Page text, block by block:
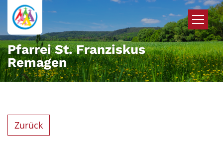
Zum Inhalt springen
Pfarrei St. Franziskus
Remagen
Zurück